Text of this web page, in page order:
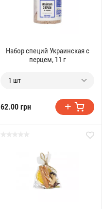
Набор специй Украинская с
перцем, 11 г
1 шт
62.00 грн